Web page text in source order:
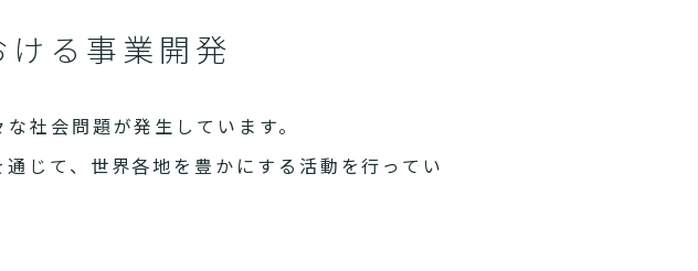
る事業開発
社会問題が発生しています。
じて、世界各地を豊かにする活動を行ってい